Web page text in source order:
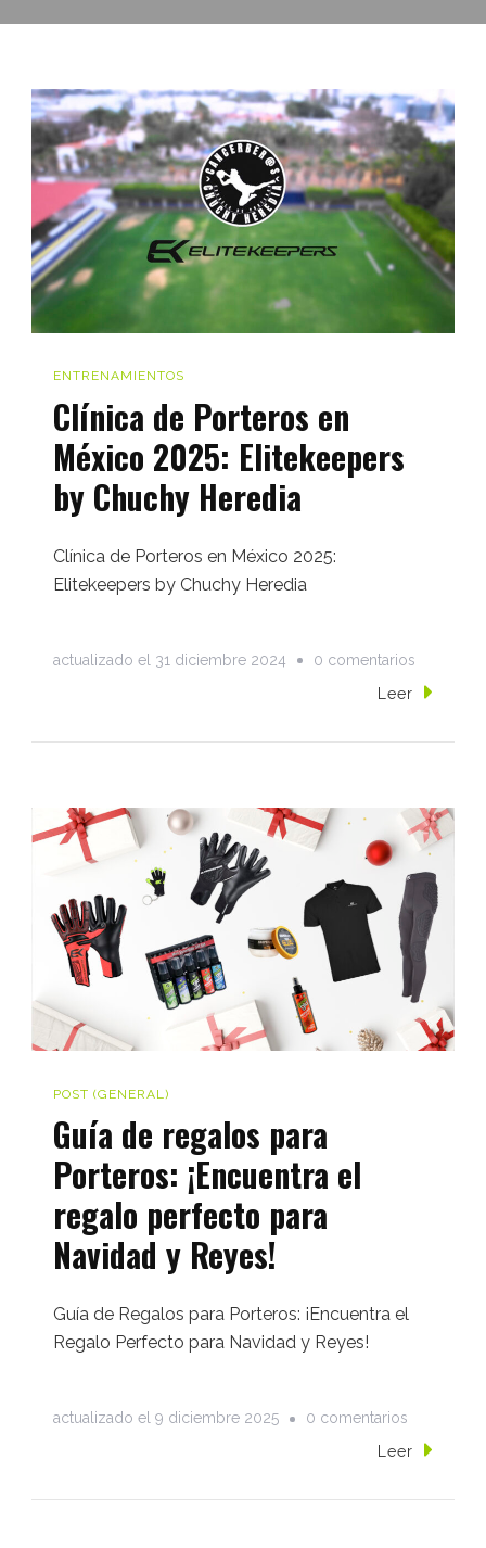
ENTRENAMIENTOS
Clínica de Porteros en
México 2025: Elitekeepers
by Chuchy Heredia
Clínica de Porteros en México 2025:
Elitekeepers by Chuchy Heredia
actualizado el 31 diciembre 2024 0 comentarios
Clínica
México
2025:
by
Chuchy
Heredia
Leer
POST (GENERAL)
Guía de regalos para
Porteros: ¡Encuentra el
regalo perfecto para
Navidad y Reyes!
Guía de Regalos para Porteros: ¡Encuentra el
Regalo Perfecto para Navidad y Reyes!
actualizado el 9 diciembre 2025 0 comentarios
Guía
Leer